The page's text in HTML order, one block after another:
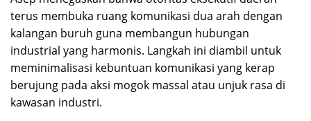
terus membuka ruang komunikasi dua arah dengan
kalangan buruh guna membangun hubungan
industrial yang harmonis. Langkah ini diambil untuk
meminimalisasi kebuntuan komunikasi yang kerap
berujung pada aksi mogok massal atau unjuk rasa di
kawasan industri.